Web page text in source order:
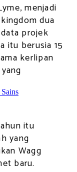
menjadi
dua
projek
itu berusia 15
kerlipan
itu
yang
Wagg
baru.